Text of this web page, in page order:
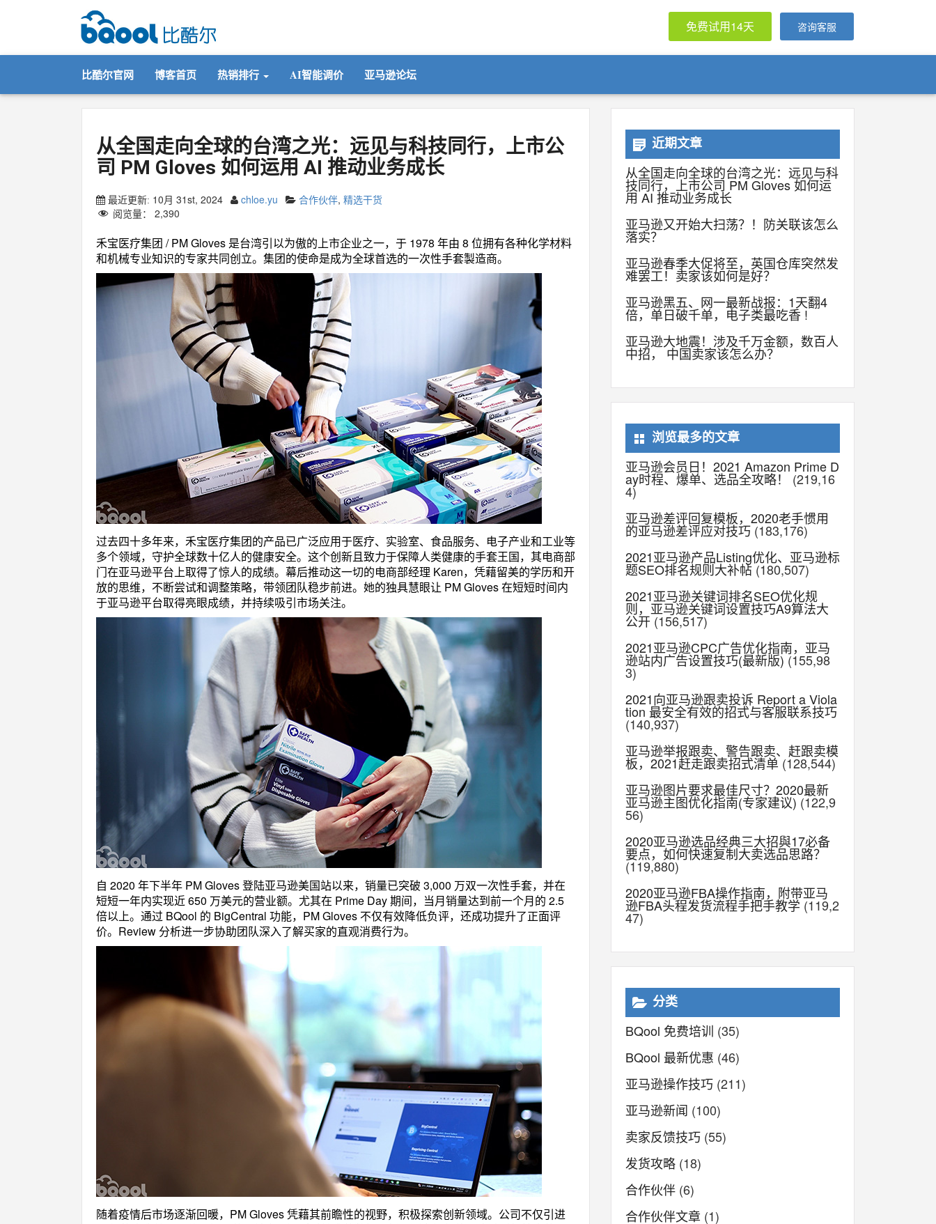
免费试用14天 咨询客服
比酷尔官网 博客首页 热销排行 AI智能调价 亚马逊论坛
从全国走向全球的台湾之光：远见与科技同行，上市公
司 PM Gloves 如何运用 AI 推动业务成长
最近更新: 10月 31st, 2024 chloe.yu 合作伙伴, 精选干货
阅览量： 2,390
禾宝医疗集团 / PM Gloves 是台湾引以为傲的上市企业之一，于 1978 年由 8 位拥有各种化学材料
和机械专业知识的专家共同创立。集团的使命是成为全球首选的一次性手套製造商。
过去四十多年来，禾宝医疗集团的产品已广泛应用于医疗、实验室、食品服务、电子产业和工业等
多个领域，守护全球数十亿人的健康安全。这个创新且致力于保障人类健康的手套王国，其电商部
门在亚马逊平台上取得了惊人的成绩。幕后推动这一切的电商部经理 Karen，凭藉留美的学历和开
放的思维，不断尝试和调整策略，带领团队稳步前进。她的独具慧眼让 PM Gloves 在短短时间内
于亚马逊平台取得亮眼成绩，并持续吸引市场关注。
自 2020 年下半年 PM Gloves 登陆亚马逊美国站以来，销量已突破 3,000 万双一次性手套，并在
短短一年内实现近 650 万美元的营业额。尤其在 Prime Day 期间，当月销量达到前一个月的 2.5
倍以上。通过 BQool 的 BigCentral 功能，PM Gloves 不仅有效降低负评，还成功提升了正面评
价。Review 分析进一步协助团队深入了解买家的直观消费行为。
随着疫情后市场逐渐回暖，PM Gloves 凭藉其前瞻性的视野，积极探索创新领域。公司不仅引进
近期文章
从全国走向全球的台湾之光：远见与科
技同行，上市公司 PM Gloves 如何运
用 AI 推动业务成长
亚马逊又开始大扫荡？！防关联该怎么
落实？
亚马逊春季大促将至，英国仓库突然发
难罢工！卖家该如何是好？
亚马逊黑五、网一最新战报：1天翻4
倍，单日破千单，电子类最吃香 !
亚马逊大地震！涉及千万金额，数百人
中招， 中国卖家该怎么办？
浏览最多的文章
亚马逊会员日！2021 Amazon Prime D
ay时程、爆单、选品全攻略！ (219,16
4)
亚马逊差评回复模板，2020老手惯用
的亚马逊差评应对技巧 (183,176)
2021亚马逊产品Listing优化、亚马逊标
题SEO排名规则大补帖(180,507)
2021亚马逊关键词排名SEO优化规
则，亚马逊关键词设置技巧A9算法大
公开 (156,517)
2021亚马逊CPC广告优化指南，亚马
逊站内广告设置技巧(最新版) (155,98
3)
2021向亚马逊跟卖投诉 Report a Viola
tion 最安全有效的招式与客服联系技巧
(140,937)
亚马逊举报跟卖、警告跟卖、赶跟卖模
板，2021赶走跟卖招式清单 (128,544)
亚马逊图片要求最佳尺寸？2020最新
亚马逊主图优化指南(专家建议) (122,9
56)
2020亚马逊选品经典三大招與17必备
要点，如何快速复制大卖选品思路？
(119,880)
2020亚马逊FBA操作指南，附带亚马
逊FBA头程发货流程手把手教学 (119,2
47)
分类
BQool 免费培训 (35)
BQool 最新优惠 (46)
亚马逊操作技巧 (211)
亚马逊新闻 (100)
卖家反馈技巧 (55)
发货攻略 (18)
合作伙伴 (6)
合作伙伴文章 (1)